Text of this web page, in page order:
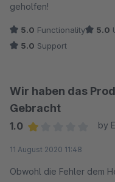
geholfen!
5.0 Functionality 5.0
5.0 Support
Wir haben das
Gebracht
1.0
by
11 August 2020 11:48
Obwohl die Fehler dem